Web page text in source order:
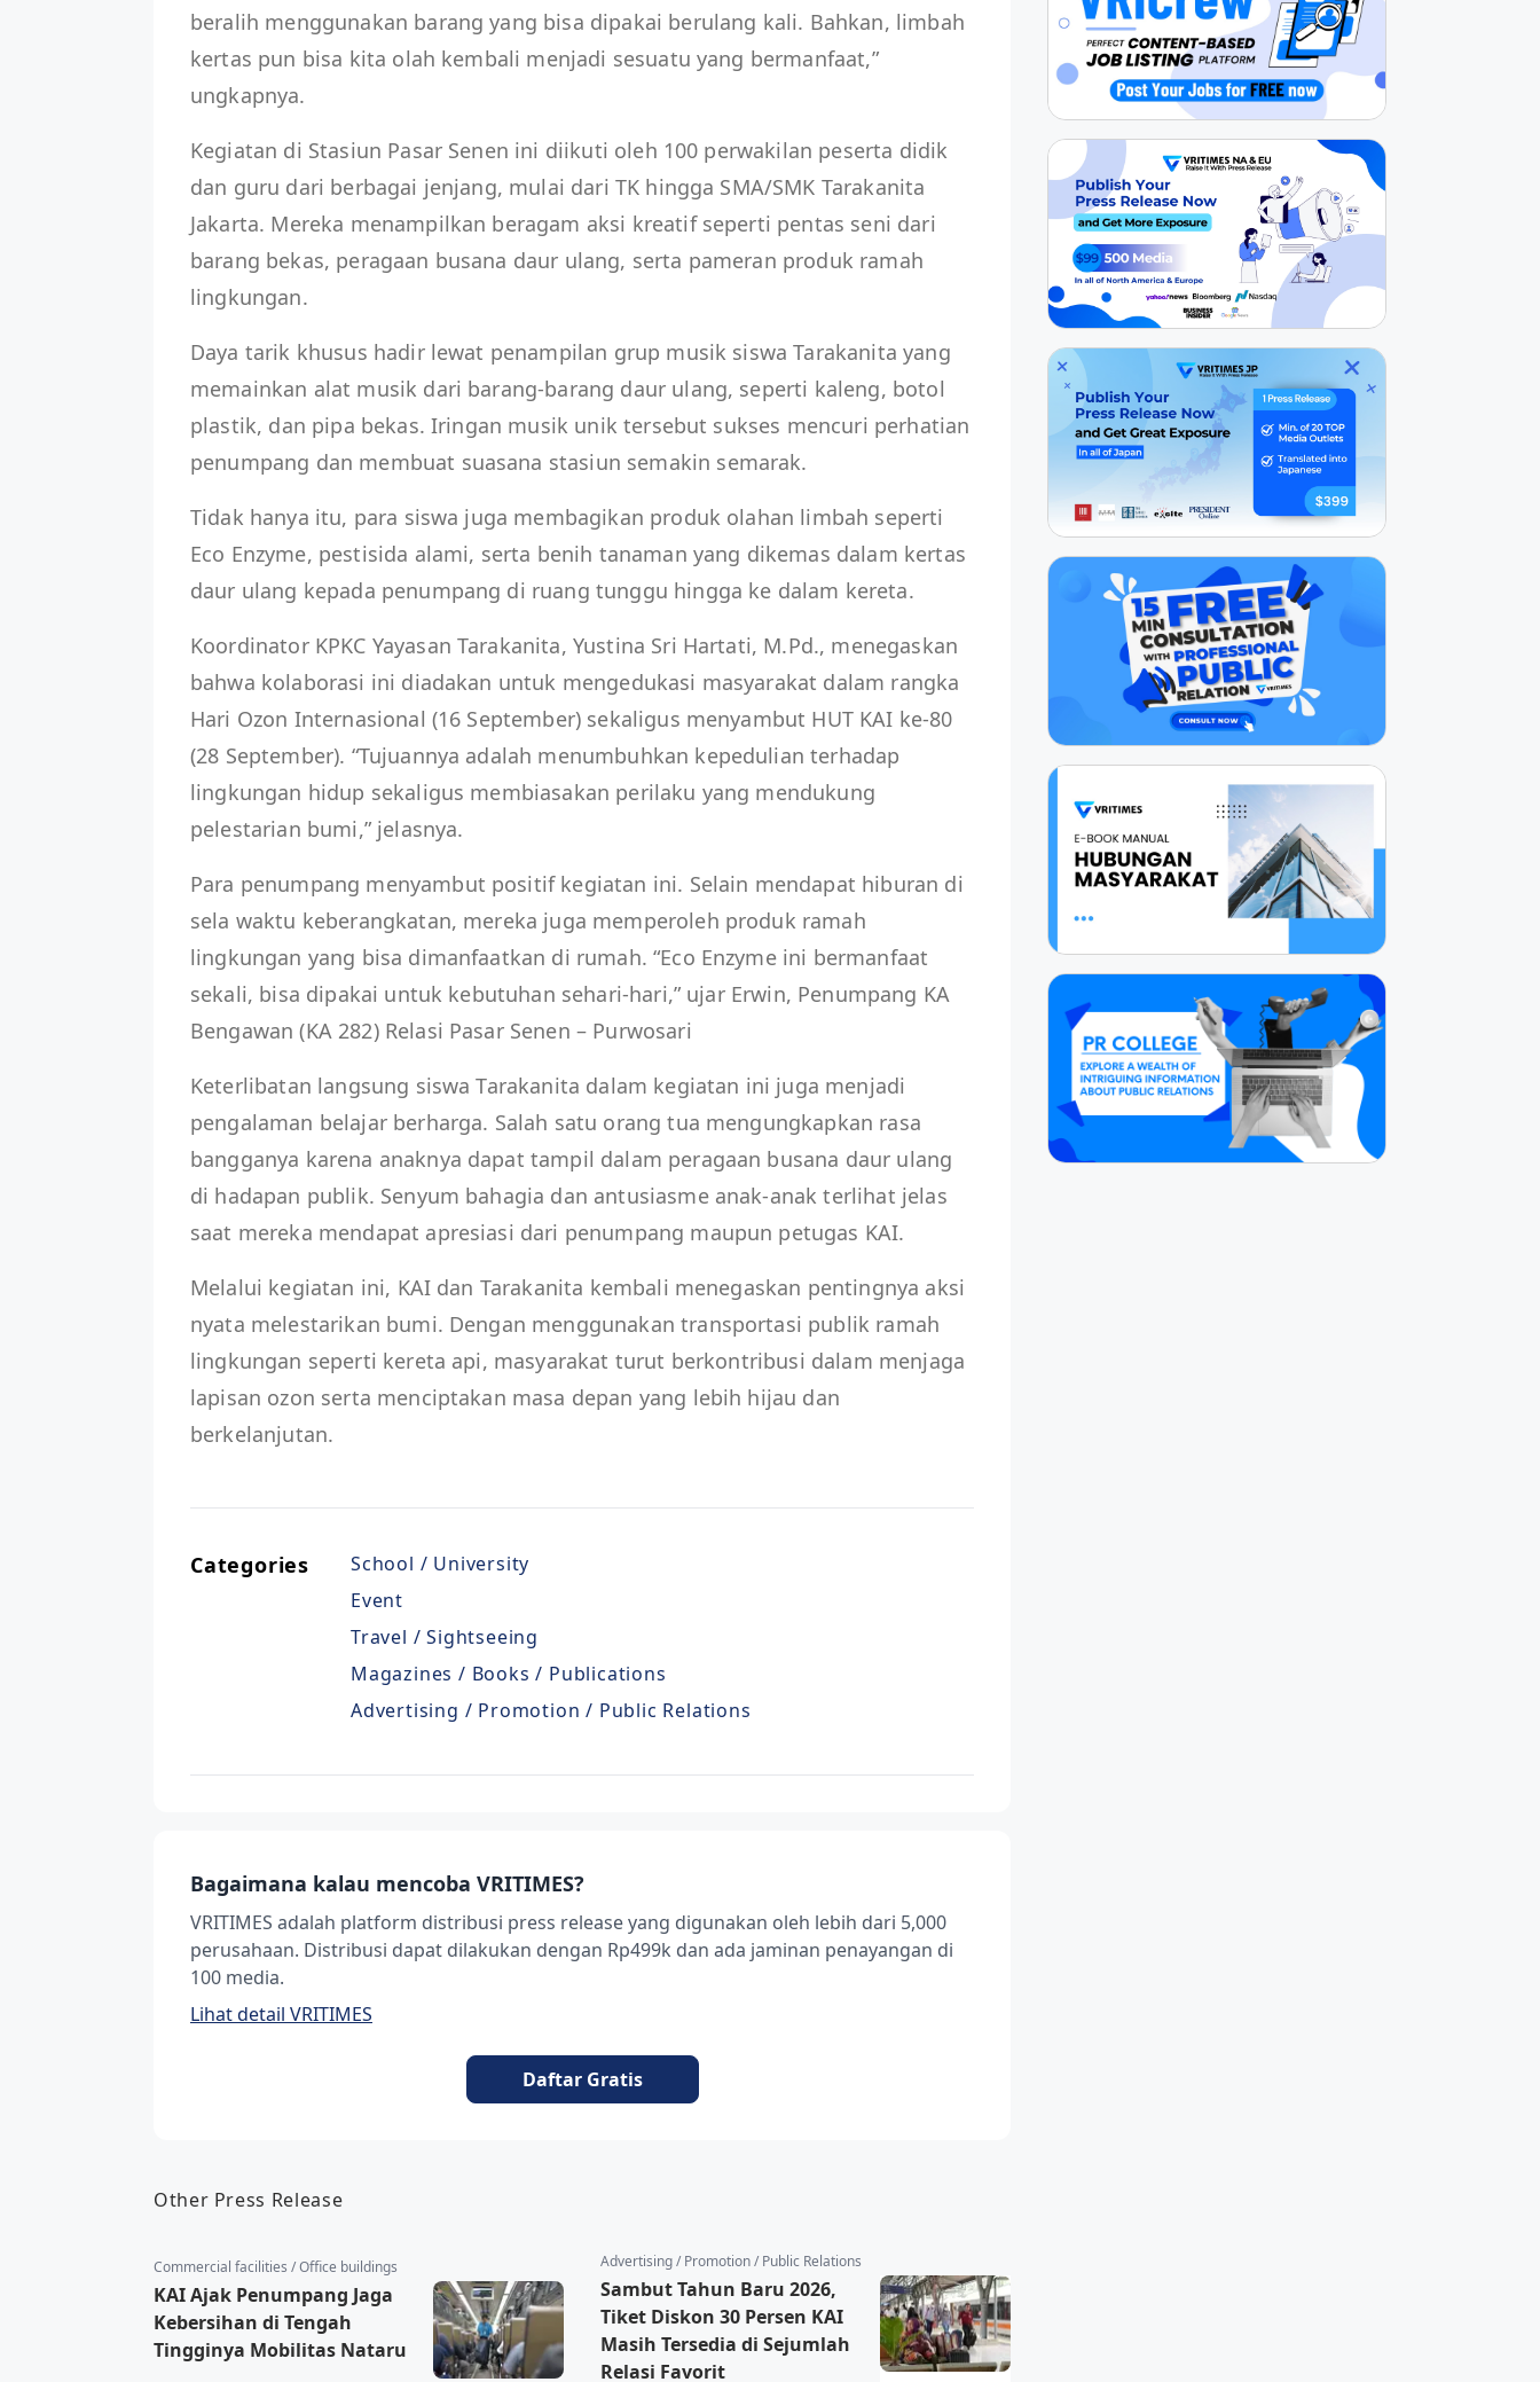
beralih menggunakan barang yang bisa dipakai berulang kali. Bahkan, limbah
kertas pun bisa kita olah kembali menjadi sesuatu yang bermanfaat,”
ungkapnya.
Kegiatan di Stasiun Pasar Senen ini diikuti oleh 100 perwakilan peserta didik
dan guru dari berbagai jenjang, mulai dari TK hingga SMA/SMK Tarakanita
Jakarta. Mereka menampilkan beragam aksi kreatif seperti pentas seni dari
barang bekas, peragaan busana daur ulang, serta pameran produk ramah
lingkungan.
Daya tarik khusus hadir lewat penampilan grup musik siswa Tarakanita yang
memainkan alat musik dari barang-barang daur ulang, seperti kaleng, botol
plastik, dan pipa bekas. Iringan musik unik tersebut sukses mencuri perhatian
penumpang dan membuat suasana stasiun semakin semarak.
Tidak hanya itu, para siswa juga membagikan produk olahan limbah seperti
Eco Enzyme, pestisida alami, serta benih tanaman yang dikemas dalam kertas
daur ulang kepada penumpang di ruang tunggu hingga ke dalam kereta.
Koordinator KPKC Yayasan Tarakanita, Yustina Sri Hartati, M.Pd., menegaskan
bahwa kolaborasi ini diadakan untuk mengedukasi masyarakat dalam rangka
Hari Ozon Internasional (16 September) sekaligus menyambut HUT KAI ke-80
(28 September). “Tujuannya adalah menumbuhkan kepedulian terhadap
lingkungan hidup sekaligus membiasakan perilaku yang mendukung
pelestarian bumi,” jelasnya.
Para penumpang menyambut positif kegiatan ini. Selain mendapat hiburan di
sela waktu keberangkatan, mereka juga memperoleh produk ramah
lingkungan yang bisa dimanfaatkan di rumah. “Eco Enzyme ini bermanfaat
sekali, bisa dipakai untuk kebutuhan sehari-hari,” ujar Erwin, Penumpang KA
Bengawan (KA 282) Relasi Pasar Senen – Purwosari
Keterlibatan langsung siswa Tarakanita dalam kegiatan ini juga menjadi
pengalaman belajar berharga. Salah satu orang tua mengungkapkan rasa
bangganya karena anaknya dapat tampil dalam peragaan busana daur ulang
di hadapan publik. Senyum bahagia dan antusiasme anak-anak terlihat jelas
saat mereka mendapat apresiasi dari penumpang maupun petugas KAI.
Melalui kegiatan ini, KAI dan Tarakanita kembali menegaskan pentingnya aksi
nyata melestarikan bumi. Dengan menggunakan transportasi publik ramah
lingkungan seperti kereta api, masyarakat turut berkontribusi dalam menjaga
lapisan ozon serta menciptakan masa depan yang lebih hijau dan
berkelanjutan.
Categories
School / University
Event
Travel / Sightseeing
Magazines / Books / Publications
Advertising / Promotion / Public Relations
Bagaimana kalau mencoba VRITIMES?
VRITIMES adalah platform distribusi press release yang digunakan oleh lebih dari 5,000
perusahaan. Distribusi dapat dilakukan dengan Rp499k dan ada jaminan penayangan di
100 media.
Lihat detail VRITIMES
Daftar Gratis
Other Press Release
Commercial facilities / Office buildings
KAI Ajak Penumpang Jaga
Kebersihan di Tengah
Tingginya Mobilitas Nataru
Advertising / Promotion / Public Relations
Sambut Tahun Baru 2026,
Tiket Diskon 30 Persen KAI
Masih Tersedia di Sejumlah
Relasi Favorit